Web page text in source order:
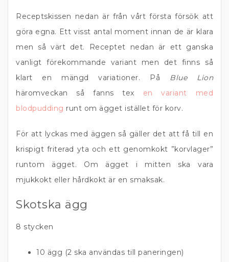
Receptskissen nedan är från vårt första försök att
göra egna. Ett visst antal moment innan de är klara
men så värt det. Receptet nedan är ett ganska
vanligt förekommande variant men det finns så
klart en mängd variationer. På Blue Lion
häromveckan så fanns tex en variant med
blodpudding runt om ägget istället för korv.
För att lyckas med äggen så gäller det att få till en
krispigt friterad yta och ett genomkokt ”korvlager”
runtom ägget. Om ägget i mitten ska vara
mjukkokt eller hårdkokt är en smaksak.
Skotska ägg
8 stycken
10 ägg (2 ska användas till paneringen)